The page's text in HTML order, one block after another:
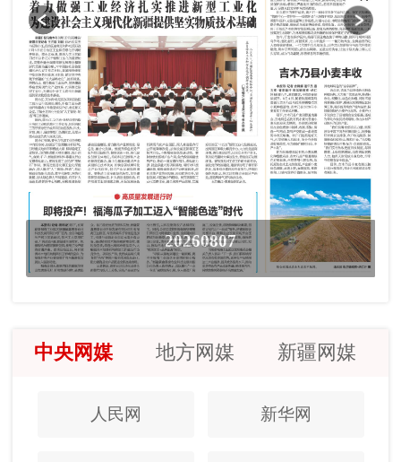
20260807
中央网媒 地方网媒 新疆网媒
人民网 新华网